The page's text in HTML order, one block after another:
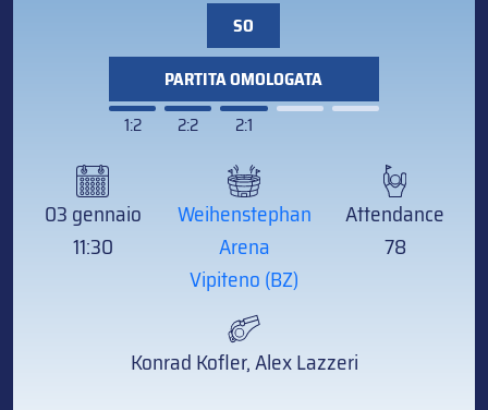
SO
PARTITA OMOLOGATA
1:2
2:2 2:1
03 gennaio
11:30
Weihenstephan
Arena
Vipiteno (BZ)
Attendance
78
Konrad Kofler, Alex Lazzeri